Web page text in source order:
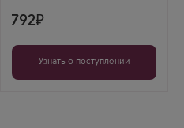
уникальный,
мягкость
рекомендую
попробовать.
792
Узнать о поступлении